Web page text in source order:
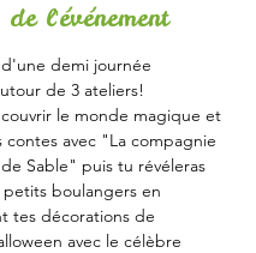
l'événement
demi journée
de 3 ateliers!
le monde magique et
contes avec "La compagnie
Sable" puis tu révéleras
boulangers en
tes décorations de
avec le célèbre